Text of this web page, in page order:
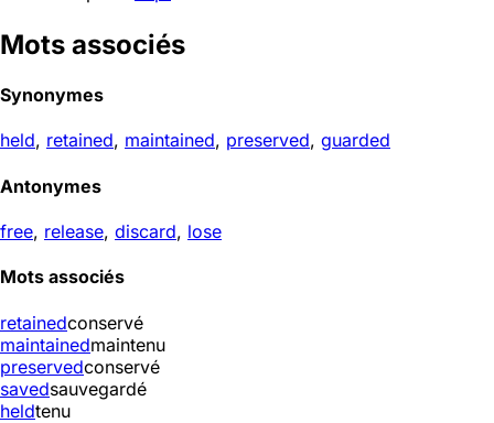
Mots associés
Synonymes
held, retained, maintained, preserved, guarded
Antonymes
free, release, discard, lose
Mots associés
retainedconservé
maintainedmaintenu
preservedconservé
savedsauvegardé
heldtenu